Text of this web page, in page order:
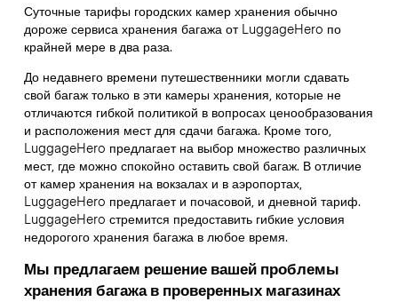
Суточные тарифы городских камер хранения обычно
дороже сервиса хранения багажа от LuggageHero по
крайней мере в два раза.
До недавнего времени путешественники могли сдавать
свой багаж только в эти камеры хранения, которые не
отличаются гибкой политикой в вопросах ценообразования
и расположения мест для сдачи багажа. Кроме того,
LuggageHero предлагает на выбор множество различных
мест, где можно спокойно оставить свой багаж. В отличие
от камер хранения на вокзалах и в аэропортах,
LuggageHero предлагает и почасовой, и дневной тариф.
LuggageHero стремится предоставить гибкие условия
недорогого хранения багажа в любое время.
Мы предлагаем решение вашей проблемы
хранения багажа в проверенных магазинах